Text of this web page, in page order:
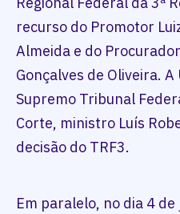
recurso do Promotor
Almeida e do
Gonçalves de Oliveira.
Supremo Tribunal
Corte, ministro Luís
decisão do TRF3.
Em paralelo, no dia 4